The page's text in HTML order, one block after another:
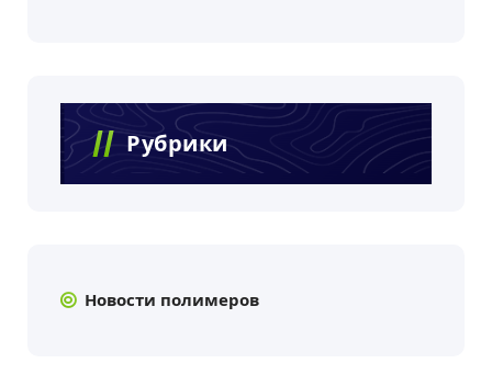
Рубрики
Новости полимеров